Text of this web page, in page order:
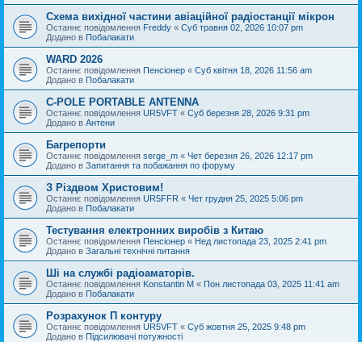
Схема вихідної частини авіаційної радіостанції мікрон
Останнє повідомлення Freddy « Суб травня 02, 2026 10:07 pm
Додано в Побалакати
WARD 2026
Останнє повідомлення Пенсіонер « Суб квітня 18, 2026 11:56 am
Додано в Побалакати
C-POLE PORTABLE ANTENNA
Останнє повідомлення UR5VFT « Суб березня 28, 2026 9:31 pm
Додано в Антени
Багрепорти
Останнє повідомлення serge_m « Чет березня 26, 2026 12:17 pm
Додано в Запитання та побажання по форуму
З Різдвом Христовим!
Останнє повідомлення UR5FFR « Чет грудня 25, 2025 5:06 pm
Додано в Побалакати
Тестування електронних виробів з Китаю
Останнє повідомлення Пенсіонер « Нед листопада 23, 2025 2:41 pm
Додано в Загальні технічні питання
Ші на службі радіоаматорів.
Останнє повідомлення Konstantin M « Пон листопада 03, 2025 11:41 am
Додано в Побалакати
Розрахунок П контуру
Останнє повідомлення UR5VFT « Суб жовтня 25, 2025 9:48 pm
Додано в Підсилювачі потужності